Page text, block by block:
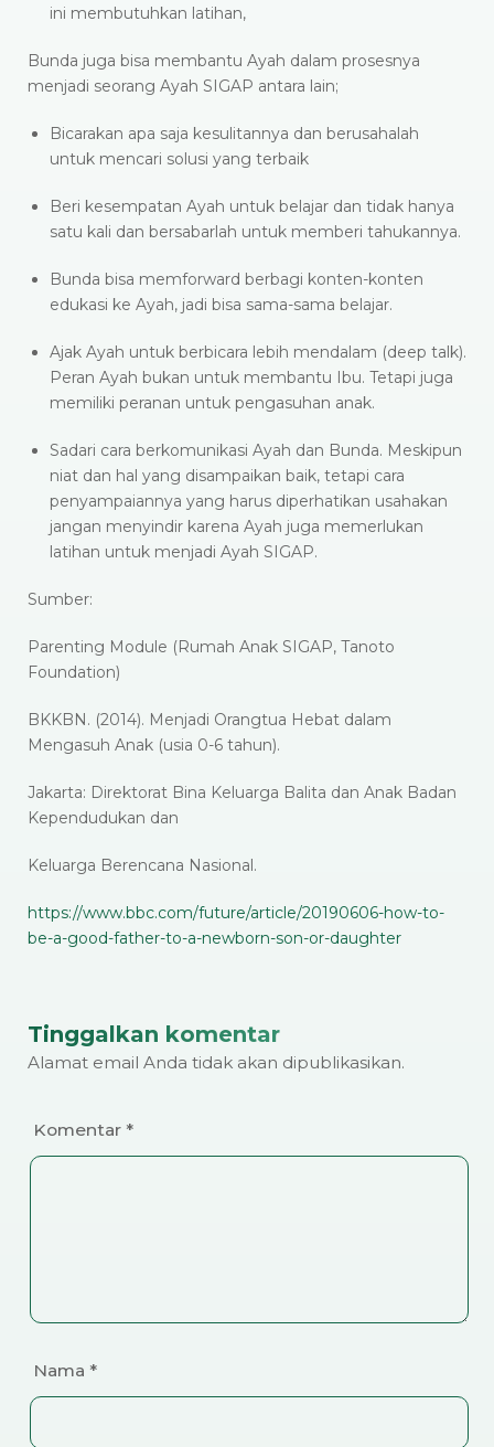
ini membutuhkan latihan,
Bunda juga bisa membantu Ayah dalam prosesnya
menjadi seorang Ayah SIGAP antara lain;
Bicarakan apa saja kesulitannya dan berusahalah
untuk mencari solusi yang terbaik
Beri kesempatan Ayah untuk belajar dan tidak hanya
satu kali dan bersabarlah untuk memberi tahukannya.
Bunda bisa memforward berbagi konten-konten
edukasi ke Ayah, jadi bisa sama-sama belajar.
Ajak Ayah untuk berbicara lebih mendalam (deep talk).
Peran Ayah bukan untuk membantu Ibu. Tetapi juga
memiliki peranan untuk pengasuhan anak.
Sadari cara berkomunikasi Ayah dan Bunda. Meskipun
niat dan hal yang disampaikan baik, tetapi cara
penyampaiannya yang harus diperhatikan usahakan
jangan menyindir karena Ayah juga memerlukan
latihan untuk menjadi Ayah SIGAP.
Sumber:
Parenting Module (Rumah Anak SIGAP, Tanoto
Foundation)
BKKBN. (2014). Menjadi Orangtua Hebat dalam
Mengasuh Anak (usia 0-6 tahun).
Jakarta: Direktorat Bina Keluarga Balita dan Anak Badan
Kependudukan dan
Keluarga Berencana Nasional.
https://www.bbc.com/future/article/20190606-how-to-
be-a-good-father-to-a-newborn-son-or-daughter
Tinggalkan komentar
Alamat email Anda tidak akan dipublikasikan.
Komentar *
Nama *